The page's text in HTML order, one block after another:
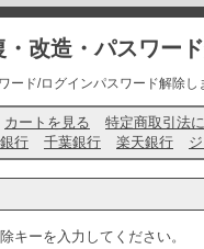
改造・パスワー
ード/ログインパスワード解除
カートを見る
特定商取引法
行 千葉銀行 楽天銀行
キーを入力してください。